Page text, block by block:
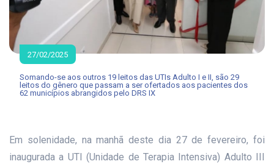
27/02/2025
Somando-se aos outros 19 leitos das UTIs Adulto I e II, são 29
leitos do gênero que passam a ser ofertados aos pacientes dos
62 municípios abrangidos pelo DRS IX
Em solenidade, na manhã deste dia 27 de fevereiro, foi
inaugurada a UTI (Unidade de Terapia Intensiva) Adulto III